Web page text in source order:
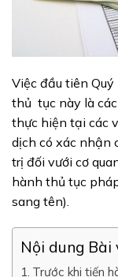
Việc đầu tiên
thủ tục này là
thực hiện tại các
dịch có xác nhận
trị đối vưới cơ
hành thủ tục
sang tên).
Nội dung Bài
Trước khi tiến